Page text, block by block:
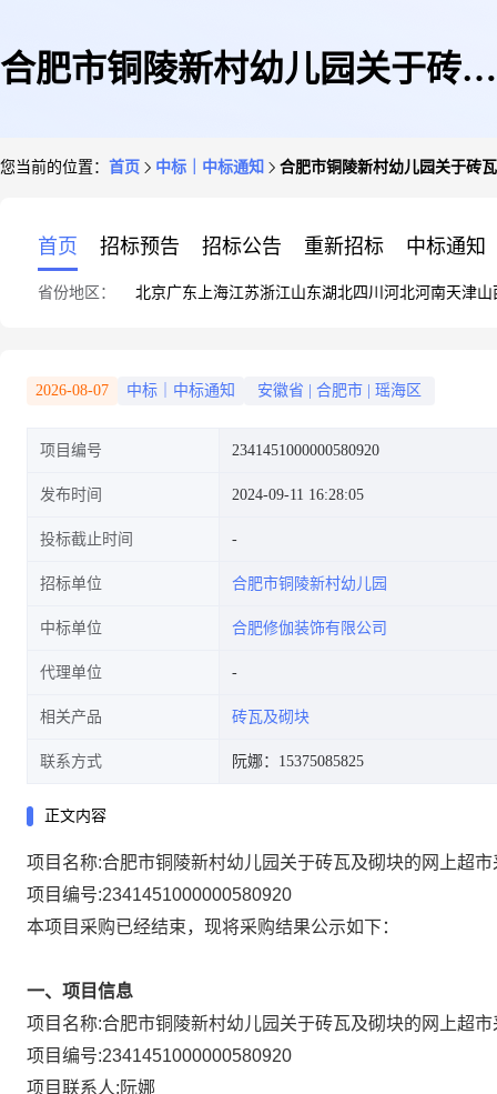
合肥市铜陵新村幼儿园关于砖瓦
您当前的位置： 首页 中标｜中标通知 合肥市铜陵新村幼儿园关于砖
首页 招标预告 招标公告 重新招标 中标通知
省份地区： 北京广东 上海江苏浙江山东湖北四川 河北河南天津山
2026-08-07 中标｜中标通知 安徽省 合肥市 瑶海区
项目编号 2341451000000580920
发布时间 2024-09-11 16:28:05
投标截止时间
招标单位 合肥市铜陵新村幼儿园
中标单位 合肥修伽装饰有限公司
代理单位
相关产品 砖瓦及砌块
联系方式 阮娜：15375085825
正文内容
项目名称:合肥市铜陵新村幼儿园关于砖瓦及砌块的网上超市
项目编号:2341451000000580920
本项目采购已经结束，现将采购结果公示如下：
一、项目信息
项目名称:合肥市铜陵新村幼儿园关于砖瓦及砌块的网上超市
项目编号:2341451000000580920
项目联系人: 阮娜